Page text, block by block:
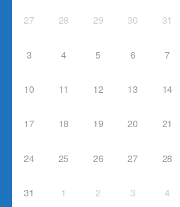
27 28 29 30 31
3 4 5 6 7
10 11 12 13 14
17 18 19 20 21
24 25 26 27 28
31 1 2 3 4